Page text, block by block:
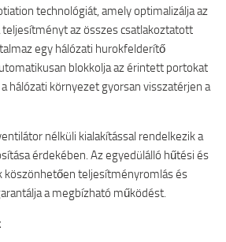
technológiát, amely optimalizálja az
az összes csatlakoztatott
egy hálózati hurokfelderítő
blokkolja az érintett portokat
hálózati környezet gyorsan visszatérjen a
nélküli kialakítással rendelkezik a
érdekében. Az egyedülálló hűtési és
köszönhetően teljesítményromlás és
a megbízható működést.